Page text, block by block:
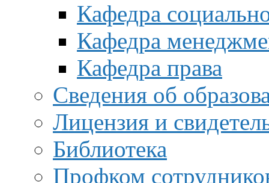
Кафедра
Кафедра
Кафедра права
Сведения об
Лицензия и
Библиотека
Профком